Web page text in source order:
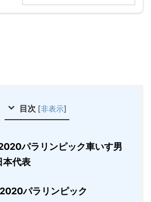
目次 [非表示]
パラリンピック車いす男
本代表
パラリンピック